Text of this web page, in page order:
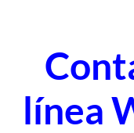
línea